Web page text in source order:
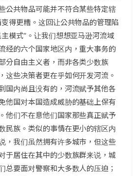
公共物品可能并不符合某些特定辖
得更糟。这回让公共物品的管理陷
模式”。让我们想想亚马逊河流域
经的六个国家地区内，重大事务的
分自由主义者，而非各类少数族
这些决策者更在乎如何开发河流。
国内尚且没有的，河流赋予其他各
他国对本国造成威胁的基础上保有
他们不在意他们国家那些真正赋予
民族。类似的事情在更小的辖区内
，我们虽然拥有许多城市，但这些
于居住在其中的少数族群来说，城
总要面对警察和大多数人的压迫；